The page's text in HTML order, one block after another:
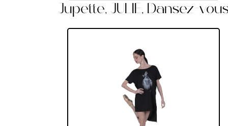
Jupette, JULIE, Dansez-